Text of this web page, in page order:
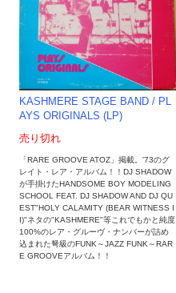
KASHMERE STAGE BAND ‎/ PL
AYS ORIGINALS (LP)
売り切れ
「RARE GROOVE ATOZ」掲載。'73のグ
レイト・レア・アルバム！！DJ SHADOW
が手掛けたHANDSOME BOY MODELING
SCHOOL FEAT. DJ SHADOW AND DJ QU
EST"HOLY CALAMITY (BEAR WITNESS I
I)"ネタの"KASHMERE"等これでもかと純度
100%のレア・グルーヴ・ナンバーが詰め
込まれた弩級のFUNK～JAZZ FUNK～RAR
E GROOVEアルバム！！